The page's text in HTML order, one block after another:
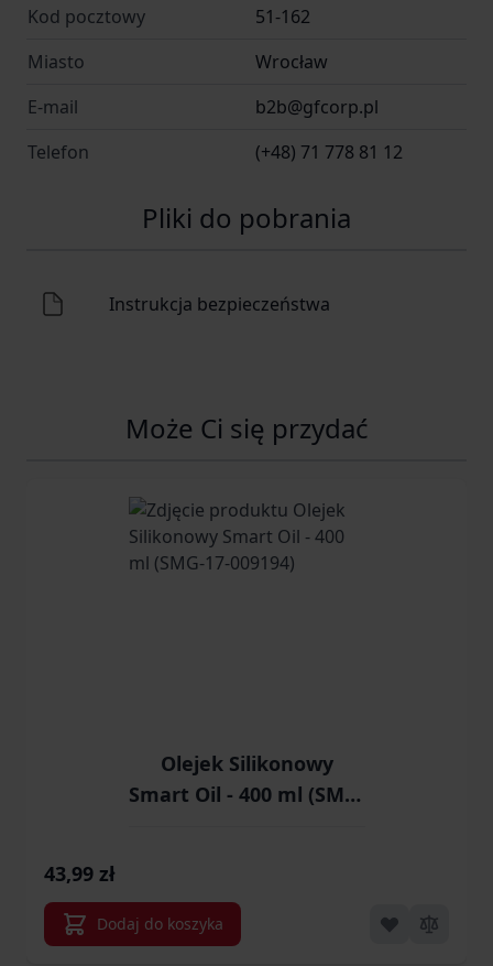
Kod pocztowy
51-162
Miasto
Wrocław
E-mail
b2b@gfcorp.pl
Telefon
(+48) 71 778 81 12
Pliki do pobrania
Instrukcja bezpieczeństwa
Może Ci się przydać
Olejek Silikonowy
Smart Oil - 400 ml (SMG-
43,99 zł
Dodaj do koszyka